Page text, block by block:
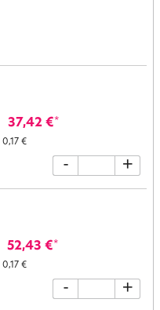
37,42 €*
0,17 €
- +
52,43 €*
0,17 €
- +